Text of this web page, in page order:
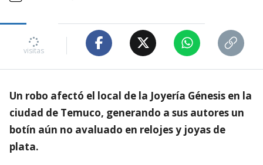
visitas
Un robo afectó el local de la Joyería Génesis en la
ciudad de Temuco, generando a sus autores un
botín aún no avaluado en relojes y joyas de
plata.